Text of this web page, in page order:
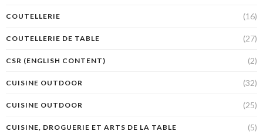
COUTELLERIE (16)
COUTELLERIE DE TABLE (27)
CSR (ENGLISH CONTENT) (2)
CUISINE OUTDOOR (32)
CUISINE OUTDOOR (25)
CUISINE, DROGUERIE ET ARTS DE LA TABLE (5)